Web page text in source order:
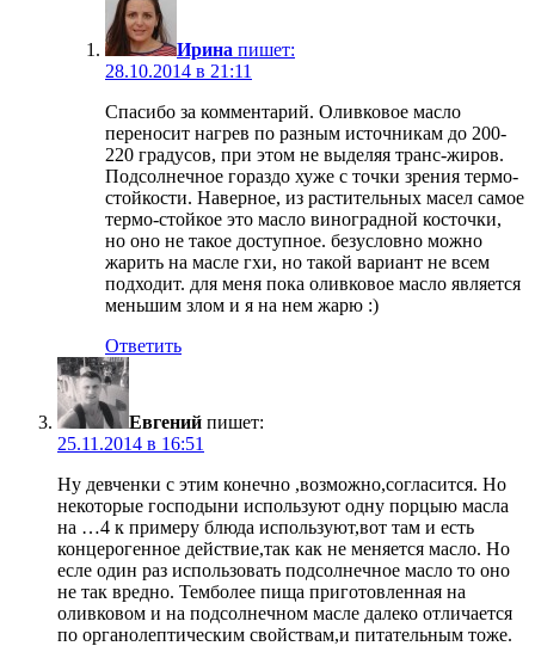
Ирина пишет:
28.10.2014 в 21:11
Спасибо за комментарий. Оливковое масло
переносит нагрев по разным источникам до 200-
220 градусов, при этом не выделяя транс-жиров.
Подсолнечное гораздо хуже с точки зрения термо-
стойкости. Наверное, из растительных масел самое
термо-стойкое это масло виноградной косточки,
но оно не такое доступное. безусловно можно
жарить на масле гхи, но такой вариант не всем
подходит. для меня пока оливковое масло является
меньшим злом и я на нем жарю :)
Ответить
Евгений пишет:
25.11.2014 в 16:51
Ну девченки с этим конечно ,возможно,согласится. Но
некоторые господыни используют одну порцыю масла
на …4 к примеру блюда используют,вот там и есть
концерогенное действие,так как не меняется масло. Но
есле один раз использовать подсолнечное масло то оно
не так вредно. Темболее пища приготовленная на
оливковом и на подсолнечном масле далеко отличается
по органолептическим свойствам,и питательным тоже.